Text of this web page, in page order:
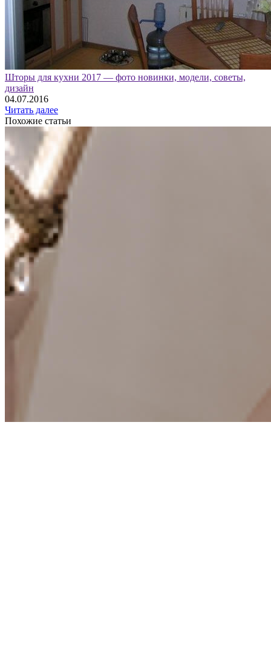
Шторы для кухни 2017 — фото новинки, модели, советы,
дизайн
04.07.2016
Читать далее
Похожие статьи